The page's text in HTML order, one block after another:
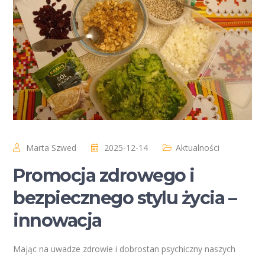
Marta Szwed 2025-12-14 Aktualności
Promocja zdrowego i
bezpiecznego stylu życia –
innowacja
Mając na uwadze zdrowie i dobrostan psychiczny naszych